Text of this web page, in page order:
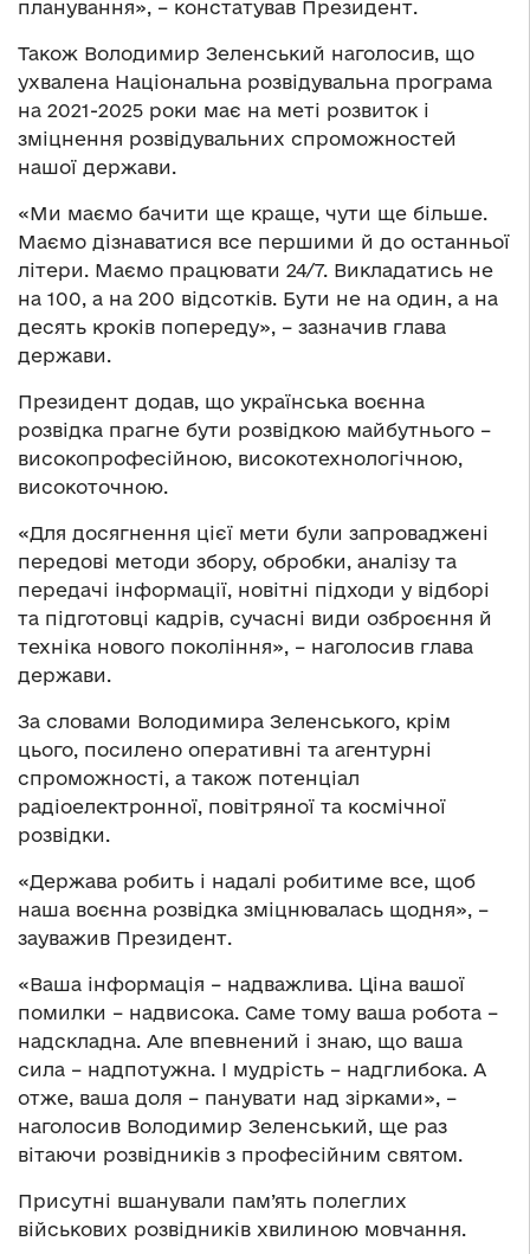
планування», – констатував Президент.
Також Володимир Зеленський наголосив, що
ухвалена Національна розвідувальна програма
на 2021-2025 роки має на меті розвиток і
зміцнення розвідувальних спроможностей
нашої держави.
«Ми маємо бачити ще краще, чути ще більше.
Маємо дізнаватися все першими й до останньої
літери. Маємо працювати 24/7. Викладатись не
на 100, а на 200 відсотків. Бути не на один, а на
десять кроків попереду», – зазначив глава
держави.
Президент додав, що українська воєнна
розвідка прагне бути розвідкою майбутнього –
високопрофесійною, високотехнологічною,
високоточною.
«Для досягнення цієї мети були запроваджені
передові методи збору, обробки, аналізу та
передачі інформації, новітні підходи у відборі
та підготовці кадрів, сучасні види озброєння й
техніка нового покоління», – наголосив глава
держави.
За словами Володимира Зеленського, крім
цього, посилено оперативні та агентурні
спроможності, а також потенціал
радіоелектронної, повітряної та космічної
розвідки.
«Держава робить і надалі робитиме все, щоб
наша воєнна розвідка зміцнювалась щодня», –
зауважив Президент.
«Ваша інформація – надважлива. Ціна вашої
помилки – надвисока. Саме тому ваша робота –
надскладна. Але впевнений і знаю, що ваша
сила – надпотужна. І мудрість – надглибока. А
отже, ваша доля – панувати над зірками», –
наголосив Володимир Зеленський, ще раз
вітаючи розвідників з професійним святом.
Присутні вшанували пам’ять полеглих
військових розвідників хвилиною мовчання.